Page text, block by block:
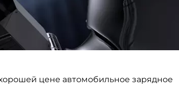
цене автомобильное зарядное